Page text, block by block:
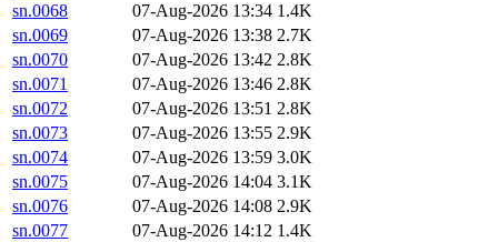
sn.0068
07-Aug-2026 13:34 1.4K
sn.0069
07-Aug-2026 13:38 2.7K
sn.0070
07-Aug-2026 13:42 2.8K
sn.0071
07-Aug-2026 13:46 2.8K
sn.0072
07-Aug-2026 13:51 2.8K
sn.0073
07-Aug-2026 13:55 2.9K
sn.0074
07-Aug-2026 13:59 3.0K
sn.0075
07-Aug-2026 14:04 3.1K
sn.0076
07-Aug-2026 14:08 2.9K
sn.0077
07-Aug-2026 14:12 1.4K